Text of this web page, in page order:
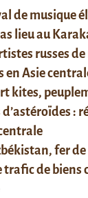
de musique
lieu au
russes
en Asie
kites,
:
fer
trafic de biens